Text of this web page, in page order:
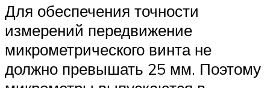
Для обеспечения точности
измерений передвижение
микрометрического винта не
должно превышать 25 мм. Поэтому